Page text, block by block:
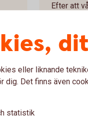
Efter att
Skaffa
Hos
att
Du
eller liknande
dig. Det finns även
statistik